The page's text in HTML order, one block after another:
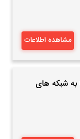
مشاهده اطلاعات
شبکه های